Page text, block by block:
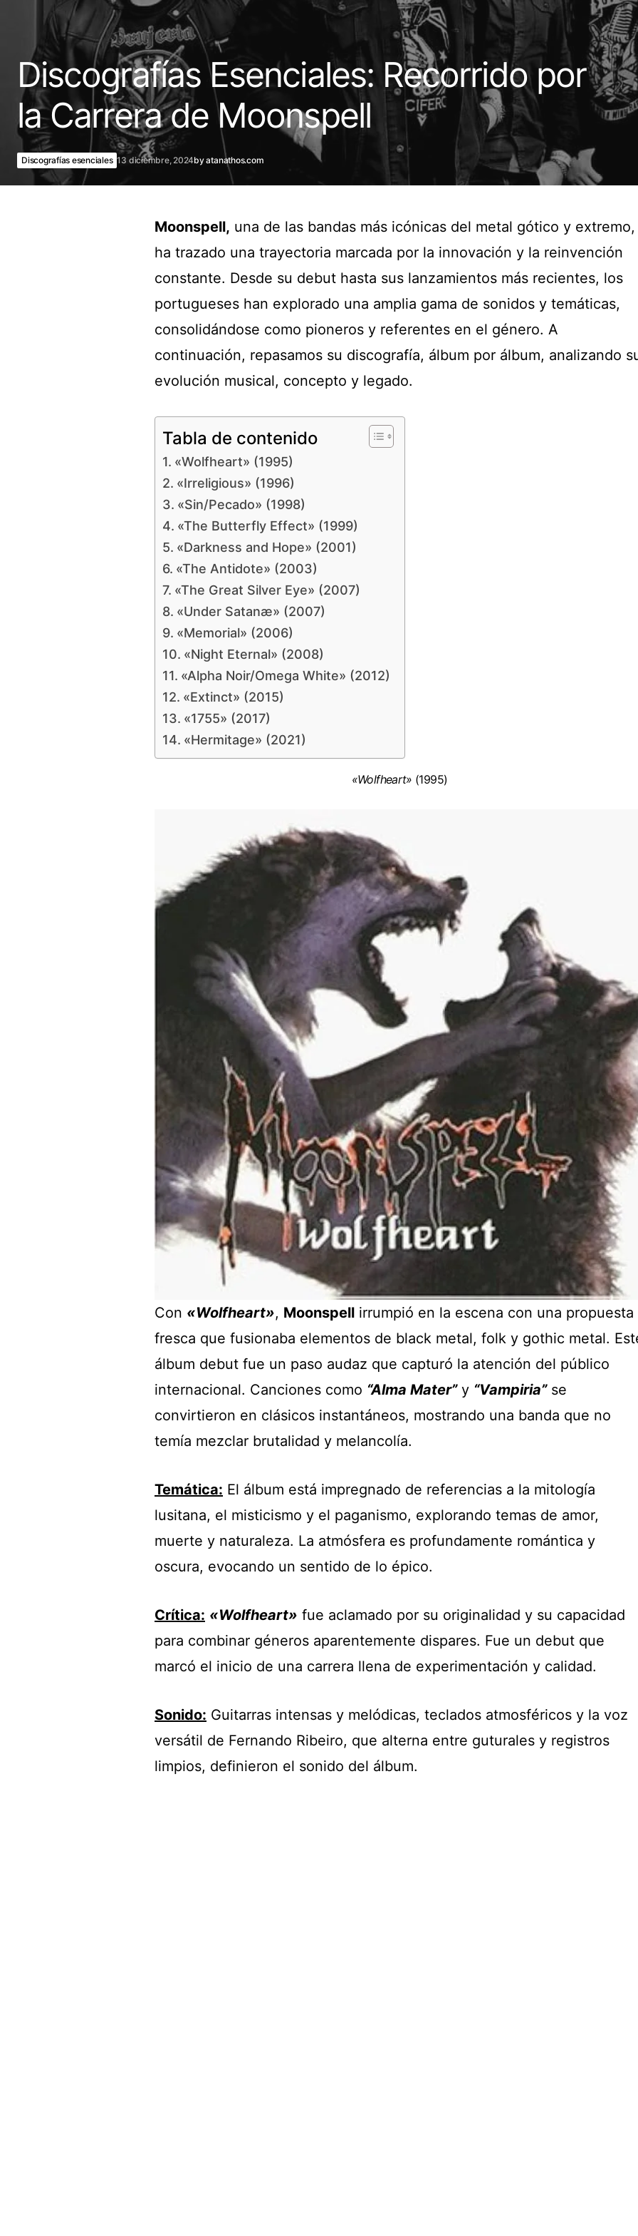
Discografías Esenciales: Recorrido por
la Carrera de Moonspell
Discografías esenciales 13 diciembre, 2024byatanathos.com
Moonspell, una de las bandas más icónicas del metal gótico y extremo,
ha trazado una trayectoria marcada por la innovación y la reinvención
constante. Desde su debut hasta sus lanzamientos más recientes, los
portugueses han explorado una amplia gama de sonidos y temáticas,
consolidándose como pioneros y referentes en el género. A
continuación, repasamos su discografía, álbum por álbum, analizando
evolución musical, concepto y legado.
Tabla de contenido
«Wolfheart» (1995)
«Irreligious» (1996)
«Sin/Pecado» (1998)
«The Butterfly Effect» (1999)
«Darkness and Hope» (2001)
«The Antidote» (2003)
«The Great Silver Eye» (2007)
«Under Satanæ» (2007)
«Memorial» (2006)
«Night Eternal» (2008)
«Alpha Noir/Omega White» (2012)
«Extinct» (2015)
«1755» (2017)
«Hermitage» (2021)
«Wolfheart» (1995)
Con «Wolfheart», Moonspell irrumpió en la escena con una propuesta
fresca que fusionaba elementos de black metal, folk y gothic metal.
álbum debut fue un paso audaz que capturó la atención del público
internacional. Canciones como “Alma Mater”y “Vampiria”se
convirtieron en clásicos instantáneos, mostrando una banda que no
temía mezclar brutalidad y melancolía.
Temática: El álbum está impregnado de referencias a la mitología
lusitana, el misticismo y el paganismo, explorando temas de amor,
muerte y naturaleza. La atmósfera es profundamente romántica y
oscura, evocando un sentido de lo épico.
Crítica: «Wolfheart» fue aclamado por su originalidad y su capacidad
para combinar géneros aparentemente dispares. Fue un debut que
marcó el inicio de una carrera llena de experimentación y calidad.
Sonido: Guitarras intensas y melódicas, teclados atmosféricos y la voz
versátil de Fernando Ribeiro, que alterna entre guturales y registros
limpios, definieron el sonido del álbum.